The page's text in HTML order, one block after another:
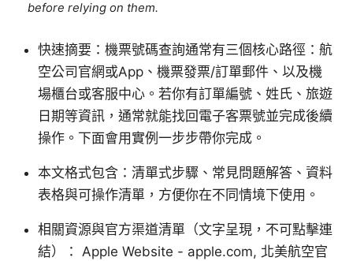
before relying on them.
快速摘要：機票號碼查詢通常有三個核心路徑：航
空公司官網或App、機票發票/訂單郵件、以及機
場櫃台或客服中心。若你有訂單編號、姓氏、旅遊
日期等資訊，通常就能找回電子客票號並完成後續
操作。下面會用實例一步步帶你完成。
本文格式包含：清單式步驟、常見問題解答、資料
表格與可操作清單，方便你在不同情境下使用。
相關資源與官方渠道清單（文字呈現，不可點擊連
結）： Apple Website - apple.com, 北美航空官